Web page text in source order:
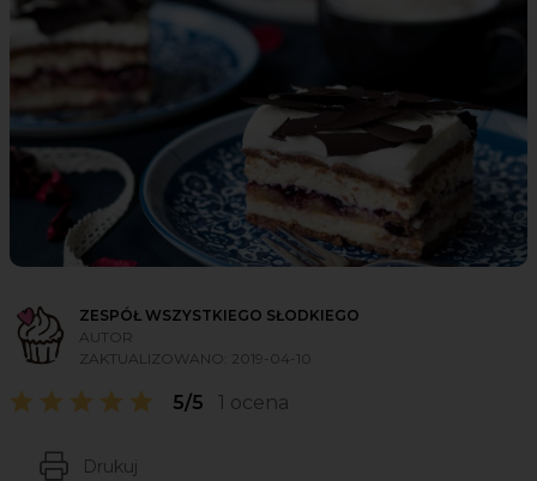
ZESPÓŁ WSZYSTKIEGO SŁODKIEGO
AUTOR
ZAKTUALIZOWANO: 2019-04-10
5/5 1 ocena
Drukuj